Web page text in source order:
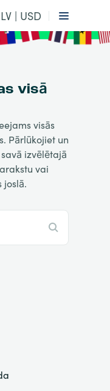
LV | USD
visā
visās
Pārlūkojiet un
izvēlētajā
vai
joslā.